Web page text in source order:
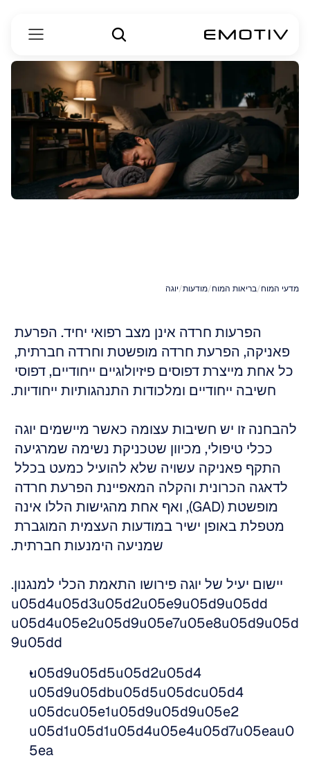
מדעי המוח/בריאות המוח/מודעות/יוגה
חשיבה ייחודיים ומלכודות התנהגותיות ייחודיות.
שמניעה הימנעות חברתית.
יישום יעיל של יוגה פירושו התאמת הכלי למנגנון.
u05d4u05d3u05d2u05e9u05d9u05dd
u05d4u05e2u05d9u05e7u05e8u05d9u05d
9u05dd
u05d9u05d5u05d2u05d4
u05d9u05dbu05d5u05dcu05d4
u05dcu05e1u05d9u05d9u05e2
u05d1u05d1u05d4u05e4u05d7u05eau0
5ea